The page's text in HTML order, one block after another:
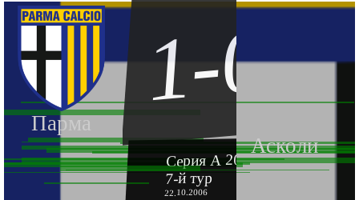
Парма
Асколи
1-0
Серия А 2006-2007
7-й тур
22.10.2006